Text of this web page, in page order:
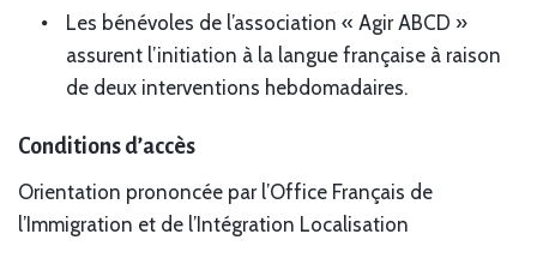
Les bénévoles de l’association « Agir ABCD »
assurent l’initiation à la langue française à raison
de deux interventions hebdomadaires.
Conditions d’accès
Orientation prononcée par l’Office Français de
l’Immigration et de l’Intégration Localisation